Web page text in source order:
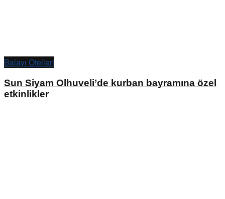
Balayı Otelleri
Sun Siyam Olhuveli’de kurban bayramına özel
etkinlikler